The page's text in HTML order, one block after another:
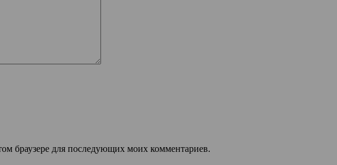
браузере для последующих моих комментариев.